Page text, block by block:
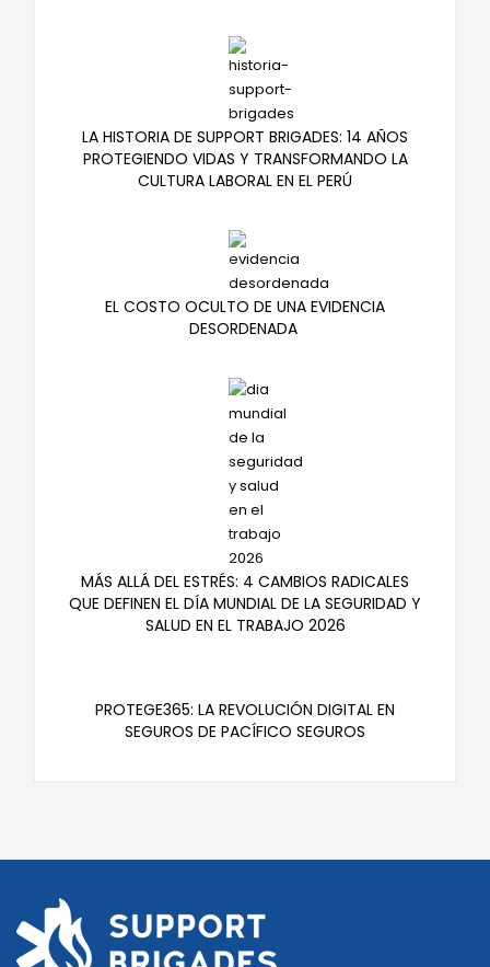
LA HISTORIA DE SUPPORT BRIGADES: 14 AÑOS
PROTEGIENDO VIDAS Y TRANSFORMANDO LA
CULTURA LABORAL EN EL PERÚ
EL COSTO OCULTO DE UNA EVIDENCIA
DESORDENADA
MÁS ALLÁ DEL ESTRÉS: 4 CAMBIOS RADICALES
QUE DEFINEN EL DÍA MUNDIAL DE LA SEGURIDAD Y
SALUD EN EL TRABAJO 2026
PROTEGE365: LA REVOLUCIÓN DIGITAL EN
SEGUROS DE PACÍFICO SEGUROS